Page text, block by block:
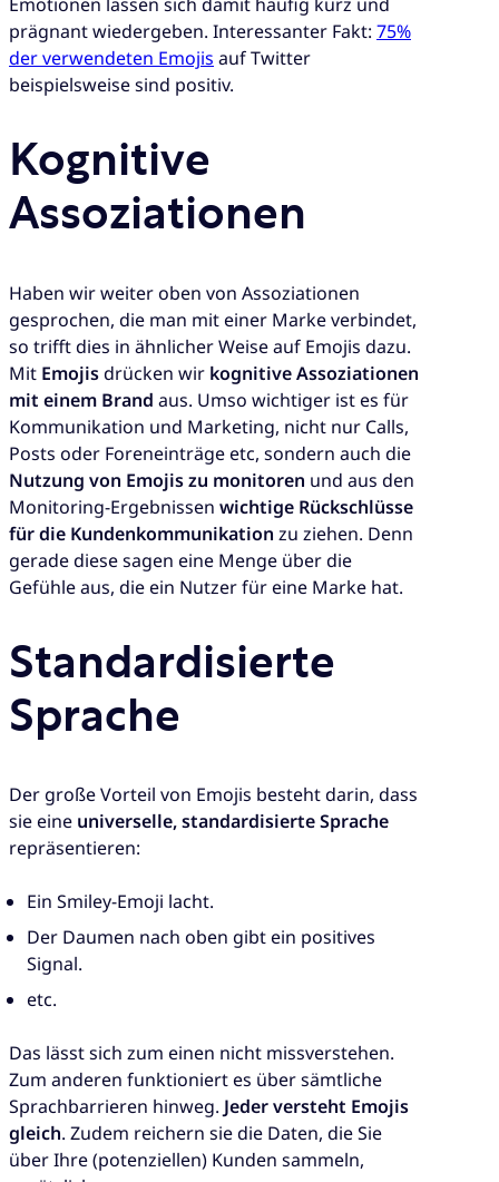
prägnant wiedergeben. Interessanter Fakt: 75%
der verwendeten Emojis auf Twitter
beispielsweise sind positiv.
Kognitive
Assoziationen
Haben wir weiter oben von Assoziationen
gesprochen, die man mit einer Marke verbindet,
so trifft dies in ähnlicher Weise auf Emojis dazu.
Mit Emojisdrücken wir kognitive Assoziationen
mit einem Brand aus. Umso wichtiger ist es für
Kommunikation und Marketing, nicht nur Calls,
Posts oder Foreneinträge etc, sondern auch die
Nutzung von Emojis zu monitoren und aus den
Monitoring-Ergebnissen wichtige Rückschlüsse
für die Kundenkommunikation zu ziehen. Denn
gerade diese sagen eine Menge über die
Gefühle aus, die ein Nutzer für eine Marke hat.
Standardisierte
Sprache
Der große Vorteil von Emojis besteht darin, dass
sie eine universelle, standardisierte Sprache
repräsentieren:
Ein Smiley-Emoji lacht.
Der Daumen nach oben gibt ein positives
Signal.
etc.
Das lässt sich zum einen nicht missverstehen.
Zum anderen funktioniert es über sämtliche
Sprachbarrieren hinweg. Jeder versteht Emojis
gleich. Zudem reichern sie die Daten, die Sie
über Ihre (potenziellen) Kunden sammeln,